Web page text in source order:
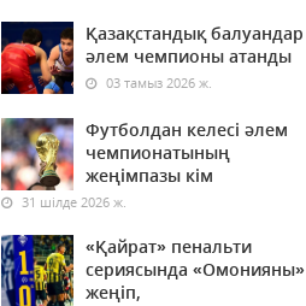
Қазақстандық балуандар
әлем чемпионы атанды
03 тамыз 2026 ж.
Футболдан келесі әлем
чемпионатының
жеңімпазы кім
31 шілде 2026 ж.
«Қайрат» пенальти
сериясында «Омонияны»
жеңіп,